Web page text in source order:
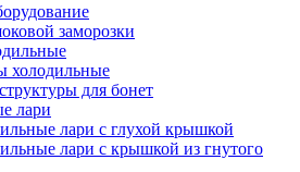
заморозки
холодильные
для бонет
лари
лари с глухой крышкой
лари с крышкой из гнутого